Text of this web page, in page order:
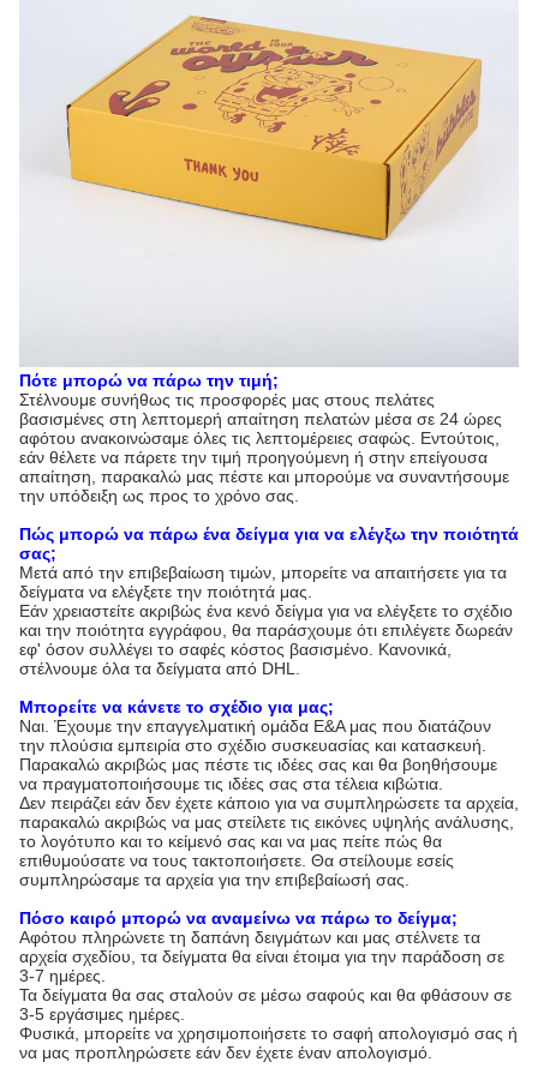
Πότε μπορώ να πάρω την τιμή;
Στέλνουμε συνήθως τις προσφορές μας στους πελάτες
βασισμένες στη λεπτομερή απαίτηση πελατών μέσα σε 24 ώρες
αφότου ανακοινώσαμε όλες τις λεπτομέρειες σαφώς. Εντούτοις,
εάν θέλετε να πάρετε την τιμή προηγούμενη ή στην επείγουσα
απαίτηση, παρακαλώ μας πέστε και μπορούμε να συναντήσουμε
την υπόδειξη ως προς το χρόνο σας.
Πώς μπορώ να πάρω ένα δείγμα για να ελέγξω την ποιότητά
σας;
Μετά από την επιβεβαίωση τιμών, μπορείτε να απαιτήσετε για τα
δείγματα να ελέγξετε την ποιότητά μας.
Εάν χρειαστείτε ακριβώς ένα κενό δείγμα για να ελέγξετε το σχέδιο
και την ποιότητα εγγράφου, θα παράσχουμε ότι επιλέγετε δωρεάν
εφ' όσον συλλέγει το σαφές κόστος βασισμένο. Κανονικά,
στέλνουμε όλα τα δείγματα από DHL.
Μπορείτε να κάνετε το σχέδιο για μας;
Ναι. Έχουμε την επαγγελματική ομάδα Ε&Α μας που διατάζουν
την πλούσια εμπειρία στο σχέδιο συσκευασίας και κατασκευή.
Παρακαλώ ακριβώς μας πέστε τις ιδέες σας και θα βοηθήσουμε
να πραγματοποιήσουμε τις ιδέες σας στα τέλεια κιβώτια.
Δεν πειράζει εάν δεν έχετε κάποιο για να συμπληρώσετε τα αρχεία,
παρακαλώ ακριβώς να μας στείλετε τις εικόνες υψηλής ανάλυσης,
το λογότυπο και το κείμενό σας και να μας πείτε πώς θα
επιθυμούσατε να τους τακτοποιήσετε. Θα στείλουμε εσείς
συμπληρώσαμε τα αρχεία για την επιβεβαίωσή σας.
Πόσο καιρό μπορώ να αναμείνω να πάρω το δείγμα;
Αφότου πληρώνετε τη δαπάνη δειγμάτων και μας στέλνετε τα
αρχεία σχεδίου, τα δείγματα θα είναι έτοιμα για την παράδοση σε
3-7 ημέρες.
Τα δείγματα θα σας σταλούν σε μέσω σαφούς και θα φθάσουν σε
3-5 εργάσιμες ημέρες.
Φυσικά, μπορείτε να χρησιμοποιήσετε το σαφή απολογισμό σας ή
να μας προπληρώσετε εάν δεν έχετε έναν απολογισμό.